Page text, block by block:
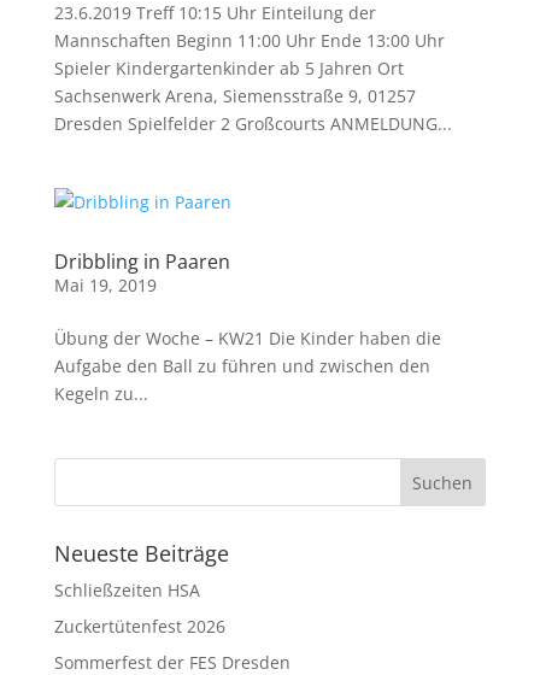
23.6.2019 Treff 10:15 Uhr Einteilung der
Mannschaften Beginn 11:00 Uhr Ende 13:00 Uhr
Spieler Kindergartenkinder ab 5 Jahren Ort
Sachsenwerk Arena, Siemensstraße 9, 01257
Dresden Spielfelder 2 Großcourts ANMELDUNG...
Dribbling in Paaren
Mai 19, 2019
Übung der Woche – KW21 Die Kinder haben die
Aufgabe den Ball zu führen und zwischen den
Kegeln zu...
Neueste Beiträge
Schließzeiten HSA
Zuckertütenfest 2026
Sommerfest der FES Dresden